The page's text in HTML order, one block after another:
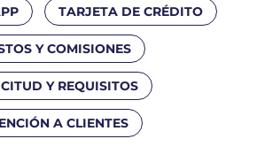
TARJETA DE CRÉDITO
Y COMISIONES
Y REQUISITOS
A CLIENTES